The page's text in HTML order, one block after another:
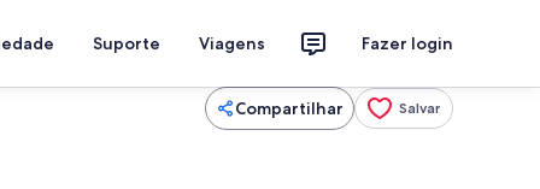
Suporte Viagens Fazer login
Compartilhar Salvar